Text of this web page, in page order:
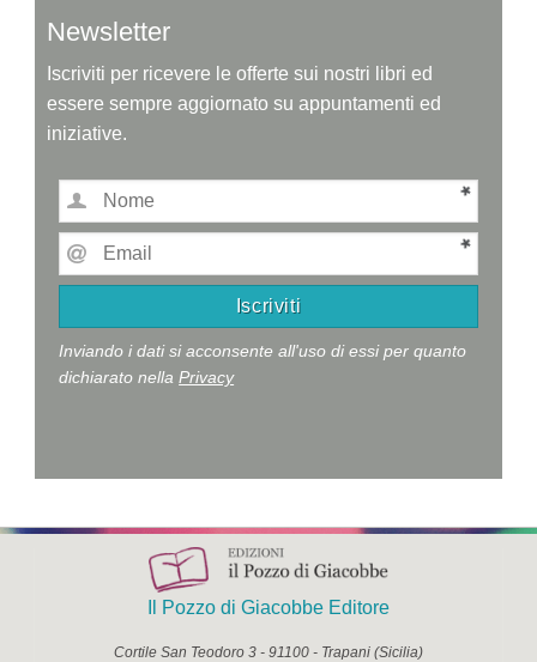
Newsletter
Iscriviti per ricevere le offerte sui nostri libri ed
essere sempre aggiornato su appuntamenti ed
iniziative.
Inviando i dati si acconsente all'uso di essi per quanto
dichiarato nellaPrivacy
Il Pozzo di Giacobbe Editore
Cortile San Teodoro 3 - 91100 - Trapani (Sicilia)